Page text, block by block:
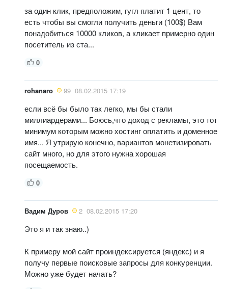
за один клик, предположим, гугл платит 1 цент, то
есть чтобы вы смогли получить деньги (100$) Вам
понадобиться 10000 кликов, а кликает примерно один
посетитель из ста...
0
rohanaro 99 08.02.2015 17:19
если всё бы было так легко, мы бы стали
миллиардерами... Боюсь,что доход с рекламы, это тот
минимум которым можно хостинг оплатить и доменное
имя... Я утрирую конечно, вариантов монетизировать
сайт много, но для этого нужна хорошая
посещаемость.
0
Вадим Дуров 2 08.02.2015 17:20
Это я и так знаю..)
К примеру мой сайт проиндексируется (яндекс) и я
получу первые поисковые запросы для конкуренции.
Можно уже будет начать?